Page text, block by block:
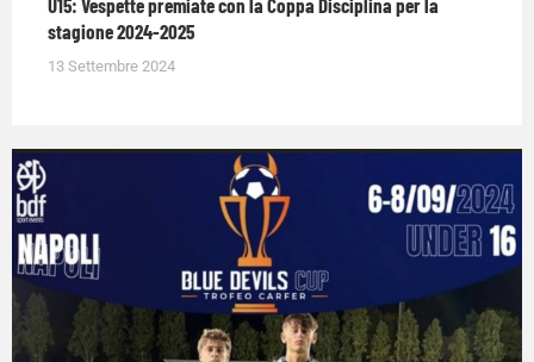
stagione 2024-2025
13 Settembre 2024